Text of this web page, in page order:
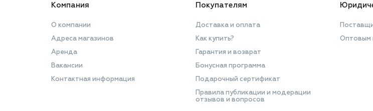
Компания
О компании
Адреса магазинов
Аренда
Вакансии
Контактная информация
Покупателям
Доставка и оплата
Как купить?
Гарантия и возврат
Бонусная программа
Подарочный сертификат
Правила публикации и модерации
отзывов и вопросов
Оптовым